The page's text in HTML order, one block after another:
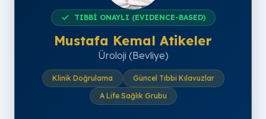
TIBBİ ONAYLI (EVIDENCE-BASED)
Mustafa Kemal Atikeler
Üroloji (Bevliye)
Klinik Doğrulama
Güncel Tıbbi Kılavuzlar
A Life Sağlık Grubu